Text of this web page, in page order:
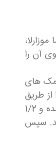
را توی 4 سیخ چوبی زده و بعد روی آن را
های
از طریق
یک صافی مشبک داخل کاسه ای بریزید. پالپ و هر دانه ای را دور بریزید. 8 فنجان آب میوه را اندازه بگیرید؛ کمی یک قوطی لیموناد ، 1 قوطی کنسرو آناناس پوره شده و 1/2
خرد کنید. سپس